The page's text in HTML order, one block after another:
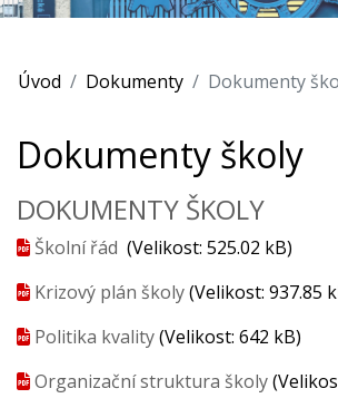
Úvod Dokumenty Dokumenty
Dokumenty školy
DOKUMENTY ŠKOLY
Školní řád (Velikost: 525.02 kB)
Krizový plán školy(Velikost: 937.85
Politika kvality(Velikost: 642 kB)
Organizační struktura školy